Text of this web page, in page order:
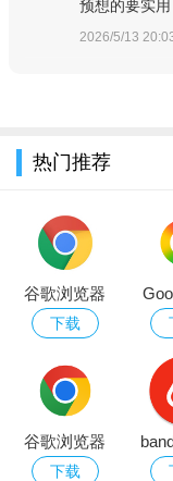
提升加载速度；启用
并行下载、平滑滚动
避免占用过多存储空
闪退卡顿解决：
若出
卡顿可关闭后台不用
黑屏报错处理：
黑屏
统WebView或重启手
设置或关闭VPN。
基础注意：
安卓设备
析包错误”，请重新
器，以获得更好体验。
预想的要实
2026/5/13
热门推荐
谷歌浏览器
google
2026官方版
下载
app
谷歌浏览器
(Google
下载
版下